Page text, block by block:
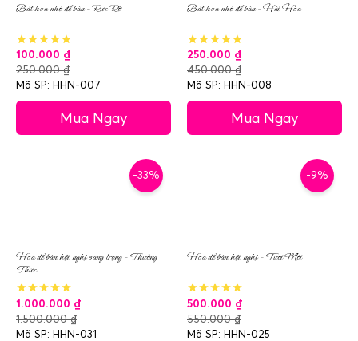
Bát hoa nhỏ để bàn – Rực Rỡ
100.000 ₫
250.000₫
Mã SP: HHN-007
Mua Ngay
Bát hoa nhỏ để bàn – Hài Hòa
250.000 ₫
450.000₫
Mã SP: HHN-008
Mua Ngay
-33%
Hoa để bàn hội nghị sang trọng – Thưởng
Thức
1.000.000 ₫
1.500.000₫
Mã SP: HHN-031
-9%
Hoa để bàn hội nghị – Tươi Mới
500.000 ₫
550.000₫
Mã SP: HHN-025